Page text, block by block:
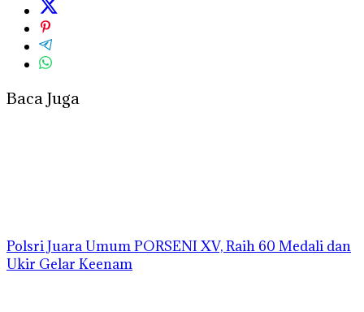
Baca Juga
Polsri Juara Umum PORSENI XV, Raih 60 Medali dan
Ukir Gelar Keenam